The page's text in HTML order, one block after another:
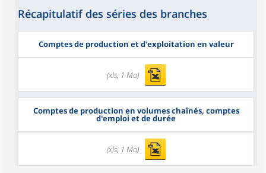
Récapitulatif des séries des branches
Comptes de production et d'exploitation en valeur
(xls, 1 Mo)
Comptes de production en volumes chaînés, comptes
d'emploi et de durée
(xls, 1 Mo)